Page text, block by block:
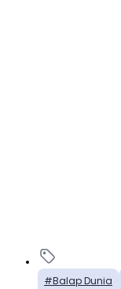
Balap Dunia